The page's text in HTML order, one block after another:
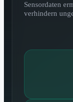
Sensordaten
verhindern